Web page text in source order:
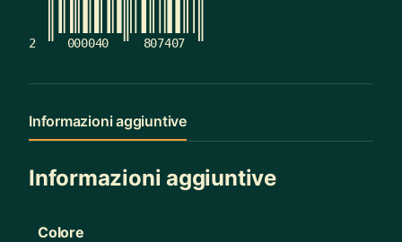
2 000040 807407
Informazioni aggiuntive
Informazioni aggiuntive
Colore